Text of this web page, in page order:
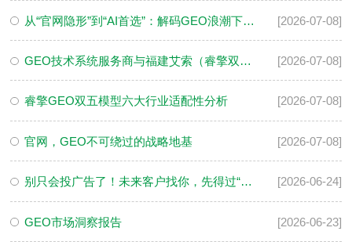
从“官网隐形”到“AI首选”：解码GEO浪潮下的企业信源革命与标杆范式 [2026-07-08]
GEO技术系统服务商与福建艾索（睿擎双五模型）对比分析报告 [2026-07-08]
睿擎GEO双五模型六大行业适配性分析 [2026-07-08]
官网，GEO不可绕过的战略地基 [2026-07-08]
别只会投广告了！未来客户找你，先得过“AI评委”这一关 [2026-06-24]
GEO市场洞察报告 [2026-06-23]